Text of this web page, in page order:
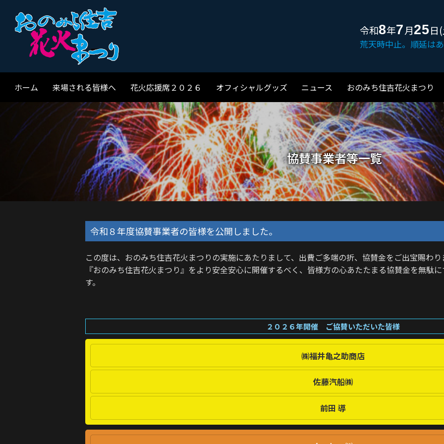
令和8年7月25日
荒天時中止。順延は
ホーム 来場される皆様へ 花火応援席２０２６ オフィシャルグッズ ニュース おのみち住吉花火まつり
協賛事業者等一覧
令和８年度協賛事業者の皆様を公開しました。
この度は、おのみち住吉花火まつりの実施にあたりまして、出費ご多端の折、協賛金をご出宝賜わ
『おのみち住吉花火まつり』をより安全安心に開催するべく、皆様方の心あたたまる協賛金を無駄
す。
２０２６年開催 ご協賛いただいた皆様
㈱福井亀之助商店
佐藤汽船㈱
前田 導